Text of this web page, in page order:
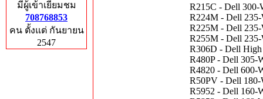
มีผู้เข้าเยี่ยมชม
708768853
คน ตั้งแต่ กันยายน
2547
R215C - Dell 300-
R224M - Dell 235-
R225M - Dell 235-
R255M - Dell
R306D - Dell High
R480P - Dell 305-
R4820 - Dell 600-
R50PV - Dell 180-
R5952 - Dell 160-